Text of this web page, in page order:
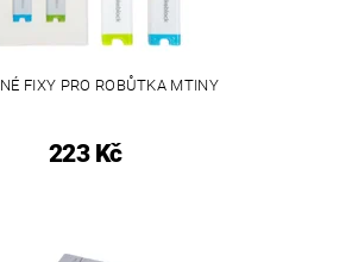
FIXY PRO ROBŮTKA MTINY
223 Kč